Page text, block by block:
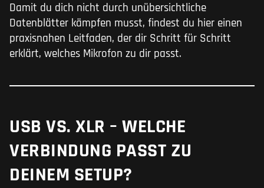
Damit du dich nicht durch unübersichtliche
Datenblätter kämpfen musst, findest du hier einen
praxisnahen Leitfaden, der dir Schritt für Schritt
erklärt, welches Mikrofon zu dir passt.
USB VS. XLR – WELCHE
VERBINDUNG PASST ZU
DEINEM SETUP?